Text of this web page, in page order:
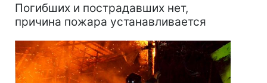
Погибших и пострадавших нет,
причина пожара устанавливается